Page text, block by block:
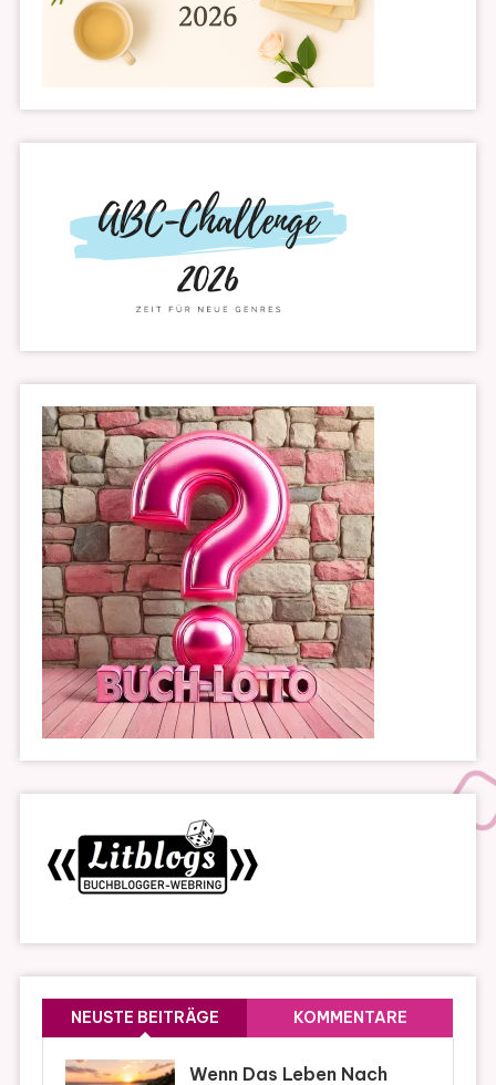
NEUSTE BEITRÄGE KOMMENTARE
Wenn Das Leben Nach